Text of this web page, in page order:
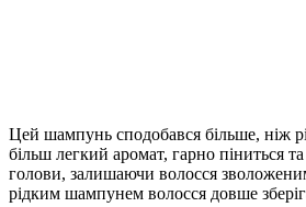
Цей шампунь сподобався більше, ніж
більш легкий аромат, гарно піниться
голови, залишаючи волосся
рідким шампунем волосся довше